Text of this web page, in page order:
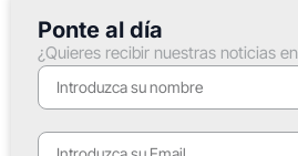
Ponte al día
¿Quieres recibir nuestras noticias